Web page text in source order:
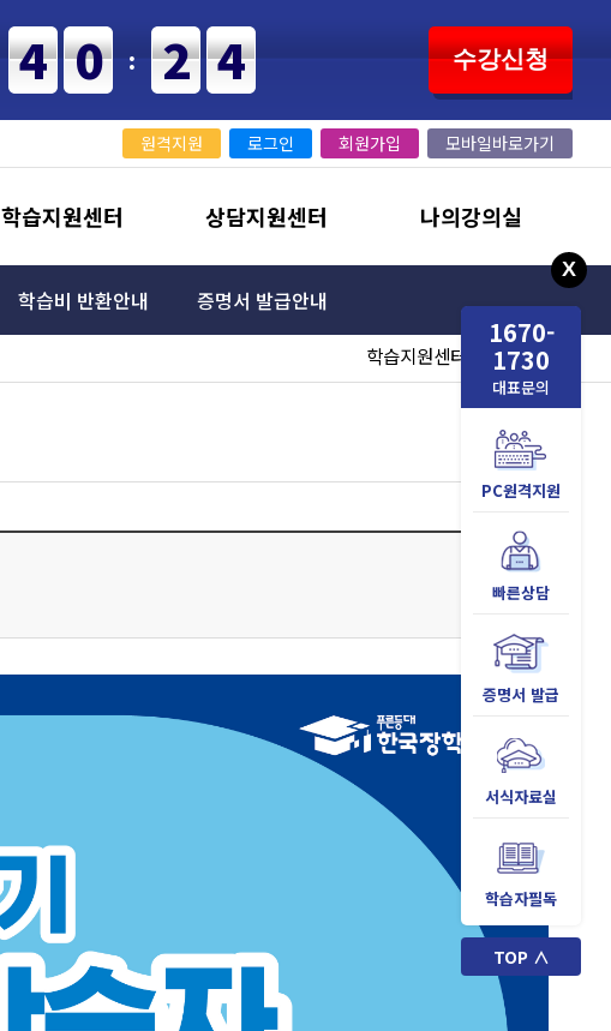
40 : 23 수강신청
원격지원 로그인 회원가입 모바일바로가기
학습지원센터 상담지원센터 나의강의실
학습비 반환안내 증명서 발급안내
학습지원센터 공지사항
1670-
1730
대표문의
PC원격지원
빠른상담
증명서 발급
서식자료실
학습자필독
TOP ∧